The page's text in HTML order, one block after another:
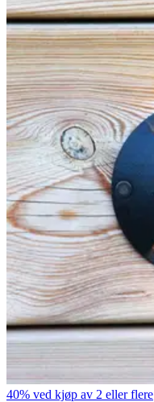
40% ved kjøp av 2 eller flere